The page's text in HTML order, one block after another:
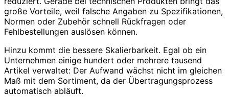
große Vorteile, weil falsche Angaben zu Spezifikationen,
Normen oder Zubehör schnell Rückfragen oder
Fehlbestellungen auslösen können.
Hinzu kommt die bessere Skalierbarkeit. Egal ob ein
Unternehmen einige hundert oder mehrere tausend
Artikel verwaltet: Der Aufwand wächst nicht im gleichen
Maß mit dem Sortiment, da der Übertragungsprozess
automatisch abläuft.